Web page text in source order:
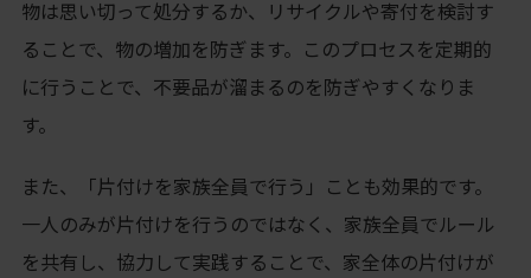
物は思い切って処分するか、リサイクルや寄付を検討す
ることで、物の増加を防ぎます。このプロセスを定期的
に行うことで、不要品が溜まるのを防ぎやすくなりま
す。
また、「片付けを家族全員で行う」ことも効果的です。
一人のみが片付けを行うのではなく、家族全員でルール
を共有し、協力して実践することで、家全体の片付けが